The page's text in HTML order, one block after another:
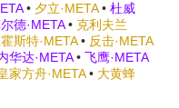
• 夕立·META• 杜威
德·META• 克利夫兰
斯特·META• 反击·META
华达·META• 飞鹰·META
家方舟·META• 大黄蜂